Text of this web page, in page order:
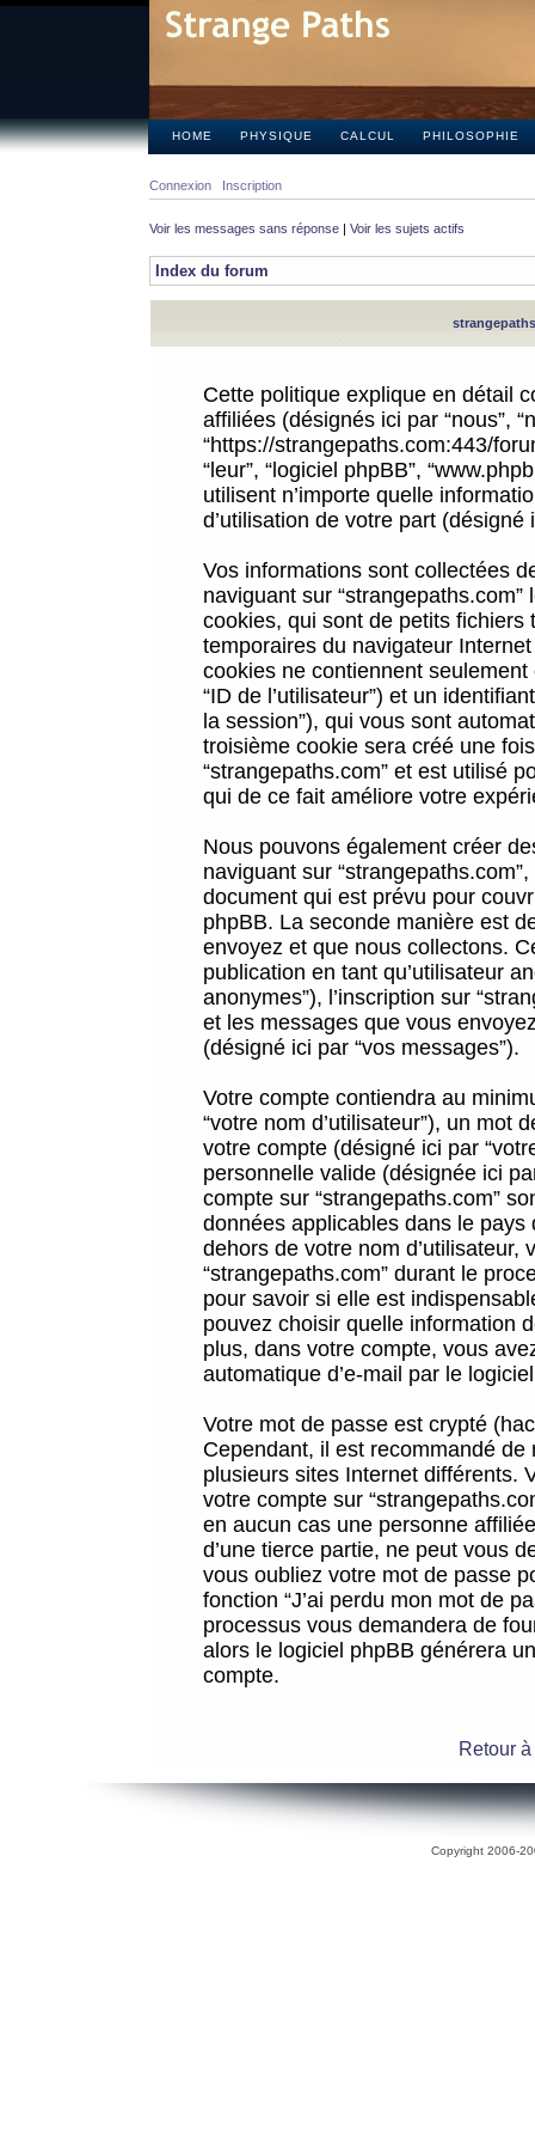
HOME PHYSIQUE CALCUL PHILOSOPHIE
Connexion Inscription
Voir les messages sans réponse | Voir les sujets actifs
Index du forum
Cette politique explique en détail
affiliées (désignés ici par “nous”,
“https://strangepaths.com:443/
“leur”, “logiciel phpBB”,
utilisent n’importe quelle
d’utilisation de votre part (désigné
Vos informations sont collectées
naviguant sur
cookies, qui sont de petits
temporaires du navigateur
cookies ne contiennent
“ID de l’utilisateur”) et un
la session”), qui vous sont
troisième cookie sera créé une
“strangepaths.com” et est utilisé
qui de ce fait améliore votre
Nous pouvons également créer
naviguant sur
document qui est prévu pour
phpBB. La seconde manière est
envoyez et que nous collectons.
publication en tant qu’utilisateur
anonymes”), l’inscription sur
et les messages que vous
(désigné ici par “vos messages”).
Votre compte contiendra au
“votre nom d’utilisateur”), un mot
votre compte (désigné ici par
personnelle valide (désignée ici
compte sur “strangepaths.com”
données applicables dans le
dehors de votre nom
“strangepaths.com” durant le
pour savoir si elle est
pouvez choisir quelle information
plus, dans votre compte, vous
automatique d’e-mail par le
Votre mot de passe est crypté
Cependant, il est recommandé
plusieurs sites Internet différents.
votre compte sur
en aucun cas une personne
d’une tierce partie, ne peut vous
vous oubliez votre mot de passe
fonction “J’ai perdu mon mot de
processus vous demandera de
alors le logiciel phpBB générera
compte.
Retour
Copyright 2006-